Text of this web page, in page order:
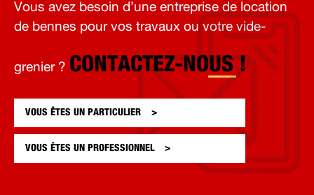
Vous avez besoin d’une entreprise de location
de bennes pour vos travaux ou votre vide-
grenier ? CONTACTEZ-NOUS !
VOUS ÊTES UN PARTICULIER
VOUS ÊTES UN PROFESSIONNEL